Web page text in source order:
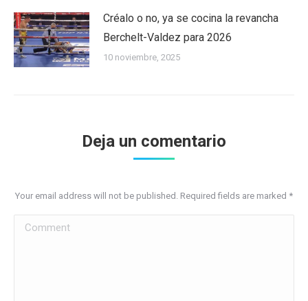
Créalo o no, ya se cocina la revancha
Berchelt-Valdez para 2026
10 noviembre, 2025
Deja un comentario
Your email address will not be published. Required fields are marked *
Comment